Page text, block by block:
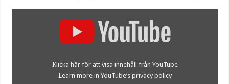
Klicka här för att visa innehåll från YouTube.
Learn more inYouTube’s privacy policy
.